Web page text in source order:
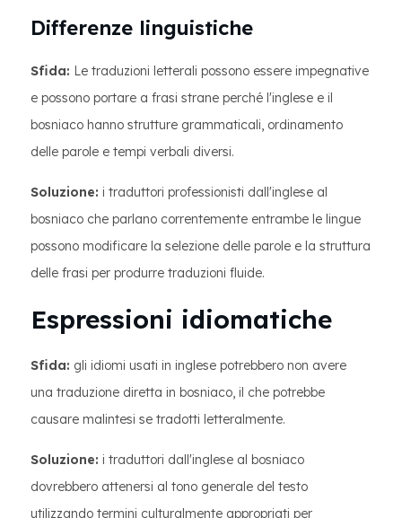
Differenze linguistiche
Sfida: Le traduzioni letterali possono essere impegnative
e possono portare a frasi strane perché l'inglese e il
bosniaco hanno strutture grammaticali, ordinamento
delle parole e tempi verbali diversi.
Soluzione: i traduttori professionisti dall'inglese al
bosniaco che parlano correntemente entrambe le lingue
possono modificare la selezione delle parole e la struttura
delle frasi per produrre traduzioni fluide.
Espressioni idiomatiche
Sfida: gli idiomi usati in inglese potrebbero non avere
una traduzione diretta in bosniaco, il che potrebbe
causare malintesi se tradotti letteralmente.
Soluzione: i traduttori dall'inglese al bosniaco
dovrebbero attenersi al tono generale del testo
utilizzando termini culturalmente appropriati per